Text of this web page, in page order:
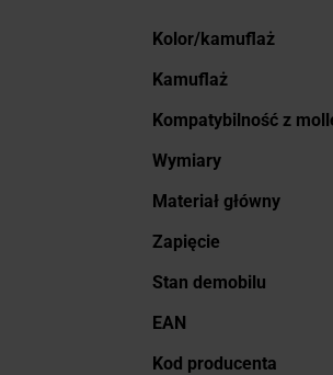
Więcej
Kolor/kamuflaż
Kamuflaż
Kompatybilność z
Wymiary
Materiał główny
Zapięcie
Stan demobilu
EAN
Kod producenta